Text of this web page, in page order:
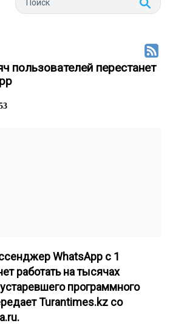
пользователей перестанет
WhatsApp с 1
работать на тысячах
программного
Turantimes.kz со
.